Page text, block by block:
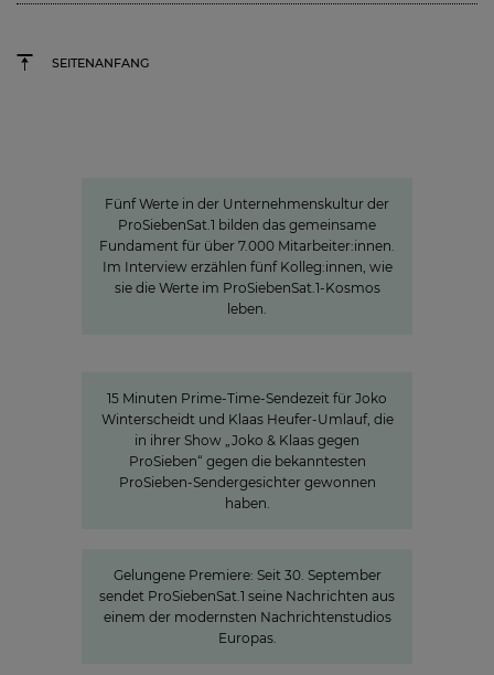
SEITENANFANG
Fünf Werte in der Unternehmenskultur der
ProSiebenSat.1 bilden das gemeinsame
Fundament für über 7.000 Mitarbeiter:innen.
Im Interview erzählen fünf Kolleg:innen, wie
sie die Werte im ProSiebenSat.1-Kosmos
leben.
15 Minuten Prime-Time-Sendezeit für Joko
Winterscheidt und Klaas Heufer-Umlauf, die
in ihrer Show „Joko & Klaas gegen
ProSieben“ gegen die bekanntesten
ProSieben-Sendergesichter gewonnen
haben.
Gelungene Premiere: Seit 30. September
sendet ProSiebenSat.1 seine Nachrichten aus
einem der modernsten Nachrichtenstudios
Europas.